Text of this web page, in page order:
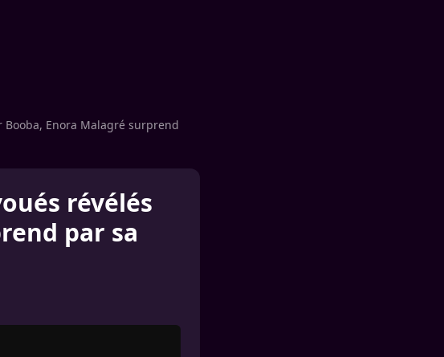
Booba, Enora Malagré surprend
révélés
par sa